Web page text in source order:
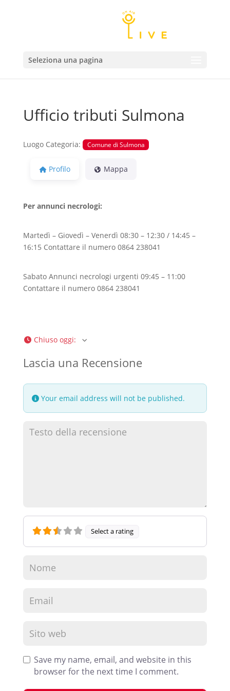
Seleziona una pagina
Ufficio tributi Sulmona
Luogo Categoria: Comune di Sulmona
Profilo Mappa
Per annunci necrologi:
Martedì – Giovedì – Venerdì 08:30 – 12:30 / 14:45 –
16:15 Contattare il numero 0864 238041
Sabato Annunci necrologi urgenti 09:45 – 11:00
Contattare il numero 0864 238041
Chiuso oggi:
Lascia una Recensione
Your email address will not be published.
Select a rating
Save my name, email, and website in this
browser for the next time I comment.